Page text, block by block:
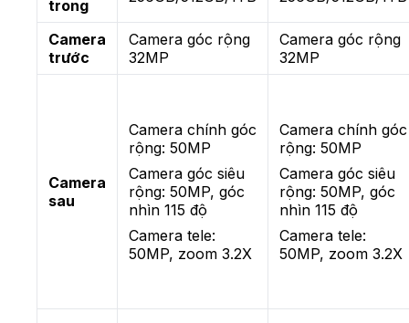
trong
Camera
trước
Camera góc rộng
32MP
Camera góc rộng
32MP
Camera
sau
Camera chính góc
rộng: 50MP
Camera góc siêu
rộng: 50MP, góc
nhìn 115 độ
Camera tele:
50MP, zoom 3.2X
Camera chính góc
rộng: 50MP
Camera góc siêu
rộng: 50MP, góc
nhìn 115 độ
Camera tele:
50MP, zoom 3.2X